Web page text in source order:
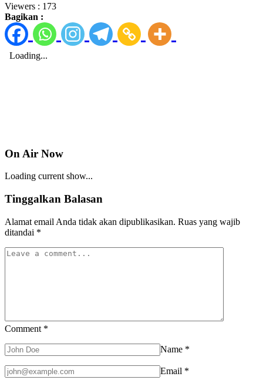
Viewers : 173
Bagikan :
On Air Now
Loading current show...
Tinggalkan Balasan
Alamat email Anda tidak akan dipublikasikan. Ruas yang wajib
ditandai *
Comment *
Name *
Email *